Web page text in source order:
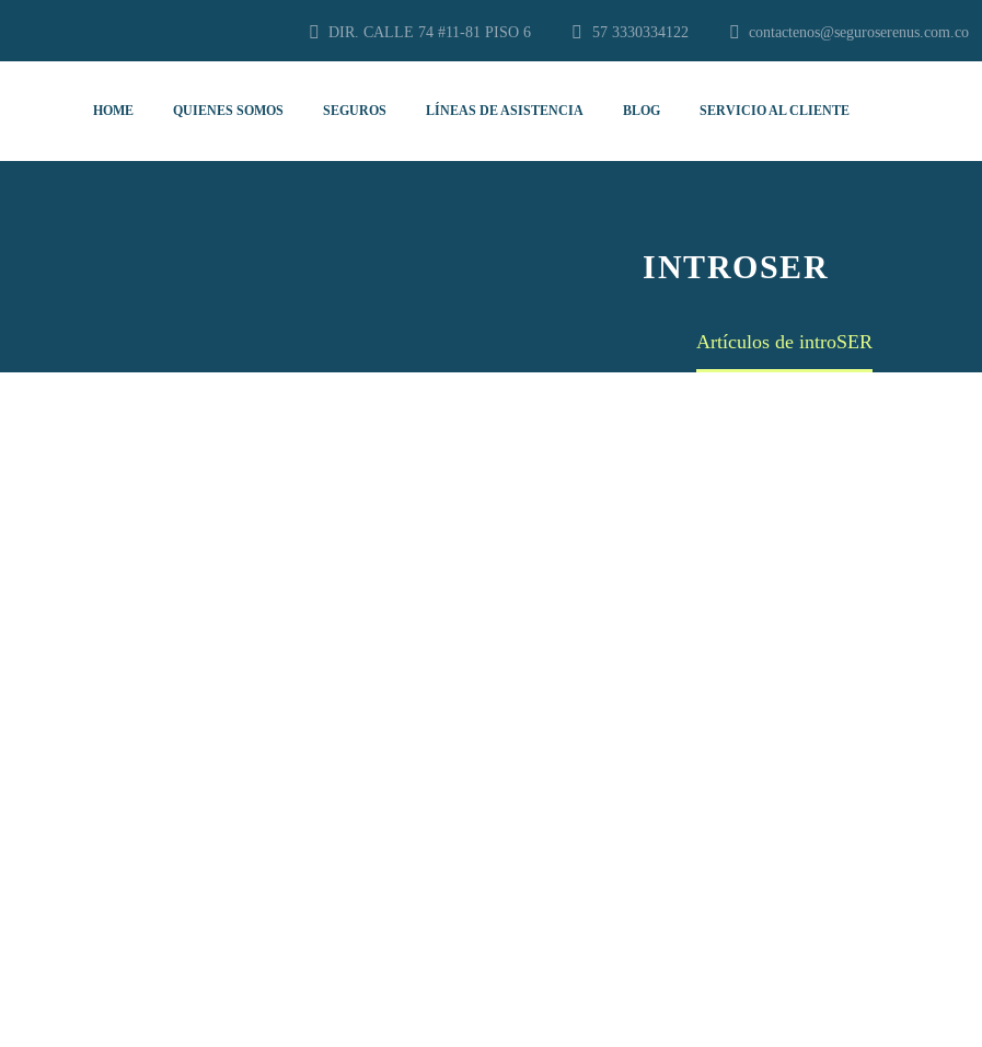
DIR. CALLE 74 #11-81 PISO 6 57 3330334122 contactenos@seguroserenus.com.co
HOME QUIENES SOMOS SEGUROS LÍNEAS DE ASISTENCIA BLOG SERVICIO AL CLIENTE
INTROSER
Artículos de introSER